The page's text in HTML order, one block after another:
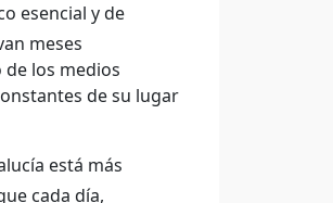
esencial y de
meses
los medios
de su lugar
está más
cada día,